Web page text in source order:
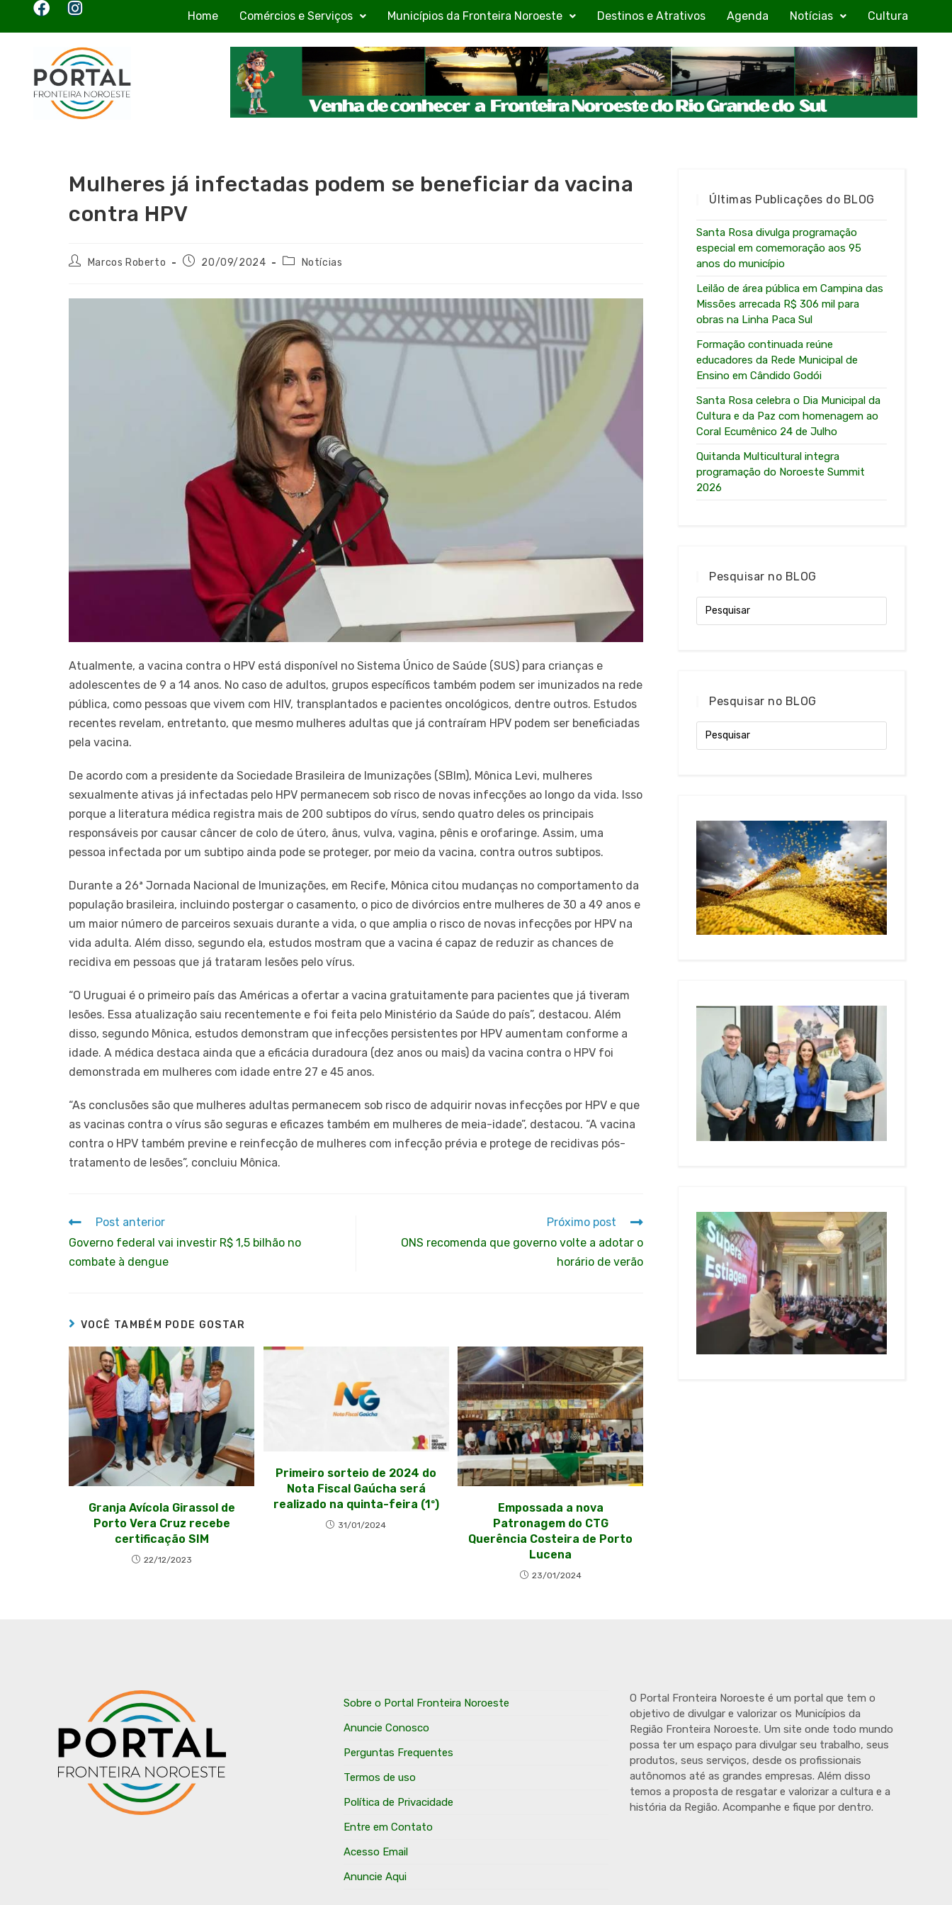
Home Comércios e Serviços Municípios da Fronteira Noroeste Destinos e Atrativos Agenda Notícias Cultura
Mulheres já infectadas podem se beneficiar da vacina
contra HPV
Marcos Roberto 20/09/2024 Notícias
Atualmente, a vacina contra o HPV está disponível no Sistema Único de Saúde (SUS) para crianças e
adolescentes de 9 a 14 anos. No caso de adultos, grupos específicos também podem ser imunizados na rede
pública, como pessoas que vivem com HIV, transplantados e pacientes oncológicos, dentre outros. Estudos
recentes revelam, entretanto, que mesmo mulheres adultas que já contraíram HPV podem ser beneficiadas
pela vacina.
De acordo com a presidente da Sociedade Brasileira de Imunizações (SBIm), Mônica Levi, mulheres
sexualmente ativas já infectadas pelo HPV permanecem sob risco de novas infecções ao longo da vida. Isso
porque a literatura médica registra mais de 200 subtipos do vírus, sendo quatro deles os principais
responsáveis por causar câncer de colo de útero, ânus, vulva, vagina, pênis e orofaringe. Assim, uma
pessoa infectada por um subtipo ainda pode se proteger, por meio da vacina, contra outros subtipos.
Durante a 26ª Jornada Nacional de Imunizações, em Recife, Mônica citou mudanças no comportamento da
população brasileira, incluindo postergar o casamento, o pico de divórcios entre mulheres de 30 a 49 anos e
um maior número de parceiros sexuais durante a vida, o que amplia o risco de novas infecções por HPV na
vida adulta. Além disso, segundo ela, estudos mostram que a vacina é capaz de reduzir as chances de
recidiva em pessoas que já trataram lesões pelo vírus.
“O Uruguai é o primeiro país das Américas a ofertar a vacina gratuitamente para pacientes que já tiveram
lesões. Essa atualização saiu recentemente e foi feita pelo Ministério da Saúde do país”, destacou. Além
disso, segundo Mônica, estudos demonstram que infecções persistentes por HPV aumentam conforme a
idade. A médica destaca ainda que a eficácia duradoura (dez anos ou mais) da vacina contra o HPV foi
demonstrada em mulheres com idade entre 27 e 45 anos.
“As conclusões são que mulheres adultas permanecem sob risco de adquirir novas infecções por HPV e que
as vacinas contra o vírus são seguras e eficazes também em mulheres de meia-idade”, destacou. “A vacina
contra o HPV também previne e reinfecção de mulheres com infecção prévia e protege de recidivas pós-
tratamento de lesões”, concluiu Mônica.
Post anterior
Governo federal vai investir R$ 1,5 bilhão no
combate à dengue
Próximo post
ONS recomenda que governo volte a adotar o
horário de verão
VOCÊ TAMBÉM PODE GOSTAR
Granja Avícola Girassol de
Porto Vera Cruz recebe
certificação SIM
22/12/2023
Primeiro sorteio de 2024 do
Nota Fiscal Gaúcha será
realizado na quinta-feira (1º)
31/01/2024
Empossada a nova
Patronagem do CTG
Querência Costeira de Porto
Lucena
23/01/2024
Últimas Publicações do BLOG
Santa Rosa divulga programação
especial em comemoração aos 95
anos do município
Leilão de área pública em Campina das
Missões arrecada R$ 306 mil para
obras na Linha Paca Sul
Formação continuada reúne
educadores da Rede Municipal de
Ensino em Cândido Godói
Santa Rosa celebra o Dia Municipal da
Cultura e da Paz com homenagem ao
Coral Ecumênico 24 de Julho
Quitanda Multicultural integra
programação do Noroeste Summit
2026
Pesquisar no BLOG
Pesquisar no BLOG
Sobre o Portal Fronteira Noroeste
Anuncie Conosco
Perguntas Frequentes
Termos de uso
Política de Privacidade
Entre em Contato
Acesso Email
Anuncie Aqui
O Portal Fronteira Noroeste é um portal que tem o
objetivo de divulgar e valorizar os Municípios da
Região Fronteira Noroeste. Um site onde todo mundo
possa ter um espaço para divulgar seu trabalho, seus
produtos, seus serviços, desde os profissionais
autônomos até as grandes empresas. Além disso
temos a proposta de resgatar e valorizar a cultura e a
história da Região. Acompanhe e fique por dentro.